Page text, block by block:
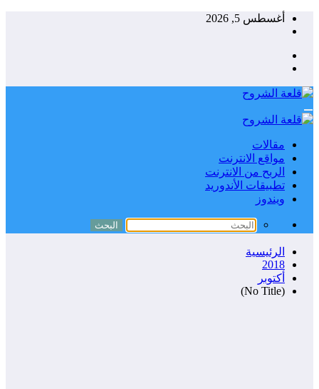
التجاوزأغسطس 5, 2026
مقالات
مواقع الانترنت
الربح من الانترنت
تطبيقات الأندوريد
ويندوز
الرئيسية
2018
أكتوبر
(No Title)